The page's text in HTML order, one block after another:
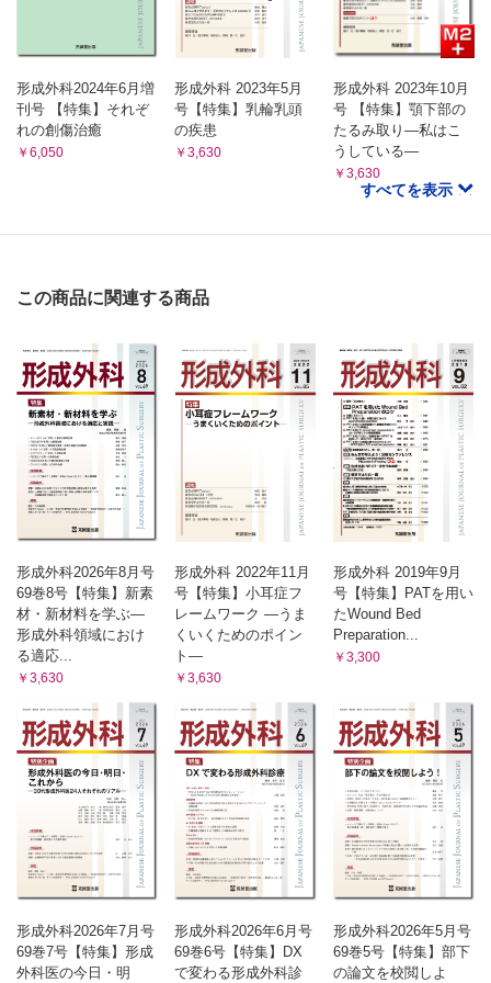
形成外科2024年6月増
刊号 【特集】それぞ
れの創傷治癒
￥6,050
形成外科 2023年5月
号【特集】乳輪乳頭
の疾患
￥3,630
形成外科 2023年10月
号 【特集】顎下部の
たるみ取り―私はこ
うしている―
￥3,630
すべてを表示
この商品に関連する商品
形成外科2026年8月号
69巻8号【特集】新素
材・新材料を学ぶ—
形成外科領域におけ
る適応...
￥3,630
形成外科 2022年11月
号【特集】小耳症フ
レームワーク ―うま
くいくためのポイン
ト―
￥3,630
形成外科 2019年9月
号【特集】PATを用い
たWound Bed
Preparation...
￥3,300
形成外科2026年7月号
69巻7号【特集】形成
外科医の今日・明
形成外科2026年6月号
69巻6号【特集】DX
で変わる形成外科診
形成外科2026年5月号
69巻5号【特集】部下
の論文を校閲しよ